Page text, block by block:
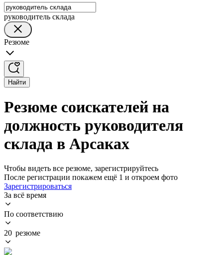
руководитель склада
Резюме
Найти
Резюме соискателей на
должность руководителя
склада в Арсаках
Чтобы видеть все резюме, зарегистрируйтесь
После регистрации покажем ещё 1 и откроем фото
Зарегистрироваться
За всё время
По соответствию
20 резюме